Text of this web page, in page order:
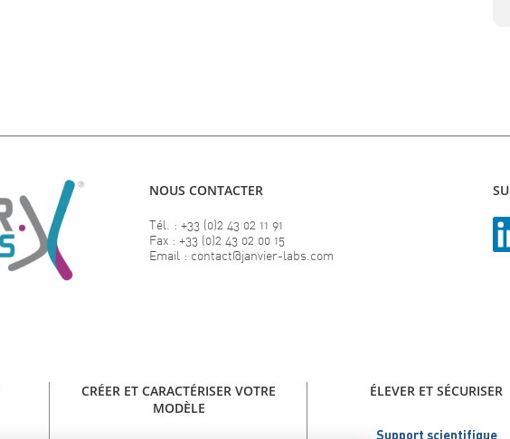
NOUS CONTACTER
Tél. : +33 (0)2 43 02 11 91
Fax : +33 (0)2 43 02 00 15
Email : contact@janvier-labs.com
CRÉER ET CARACTÉRISER VOTRE
MODÈLE
ÉLEVER ET SÉCURISER
Support scientifique